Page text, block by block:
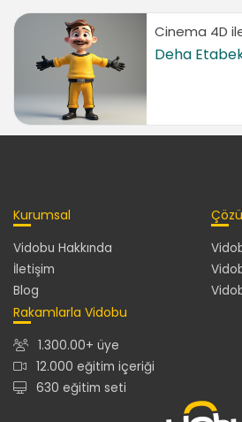
Cinema 4D
Deha
Kurumsal
Vidobu Hakkında
İletişim
Blog
Rakamlarla Vidobu
1.300.00+ üye
12.000 eğitim içeriği
630 eğitim seti